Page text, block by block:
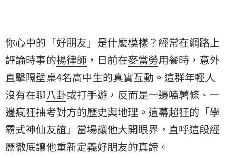
你心中的「好朋友」是什麼模樣？經常在網路上
評論時事的楊律師 ，日前在麥當勞用餐時，意外
直擊隔壁桌4名高中生的真實互動。這群年輕人
沒有在聊八卦或打手遊，反而是一邊嗑薯條、一
邊瘋狂抽考對方的歷史與地理。這幕超狂的「學
霸式神仙友誼」當場讓他大開眼界，直呼這段經
歷徹底讓他重新定義好朋友的真諦。